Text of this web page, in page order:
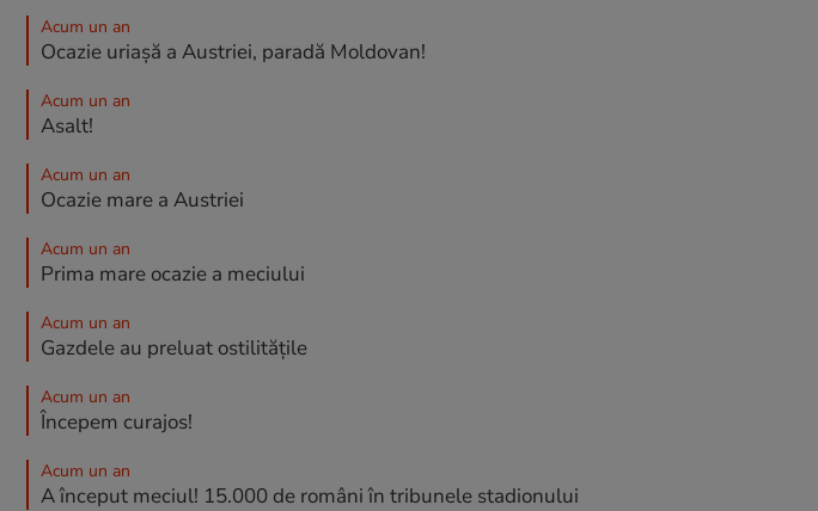
Acum un an
Ocazie uriașă a Austriei, paradă Moldovan!
Acum un an
Asalt!
Acum un an
Ocazie mare a Austriei
Acum un an
Prima mare ocazie a meciului
Acum un an
Gazdele au preluat ostilitățile
Acum un an
Începem curajos!
Acum un an
A început meciul! 15.000 de români în tribunele stadionului